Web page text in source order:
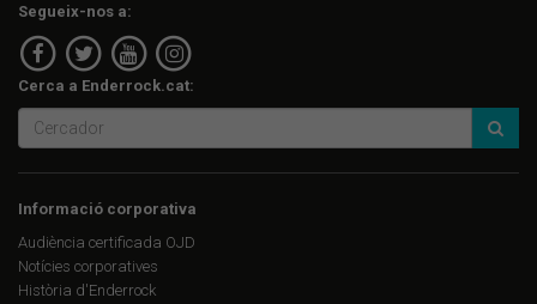
Segueix-nos a:
Cerca a Enderrock.cat:
Informació corporativa
Audiència certificada OJD
Notícies corporatives
Història d'Enderrock